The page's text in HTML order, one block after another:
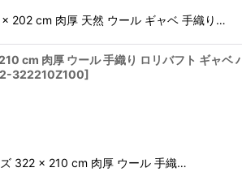
202 cm 肉厚 天然 ウール ギャベ 手織り…
cm 肉厚 ウール 手織り ロリバフト ギャベ
322210Z100]
322 × 210 cm 肉厚 ウール 手織…